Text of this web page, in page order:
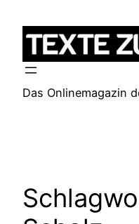
Inhalt
springen
Das Onlinemagazin